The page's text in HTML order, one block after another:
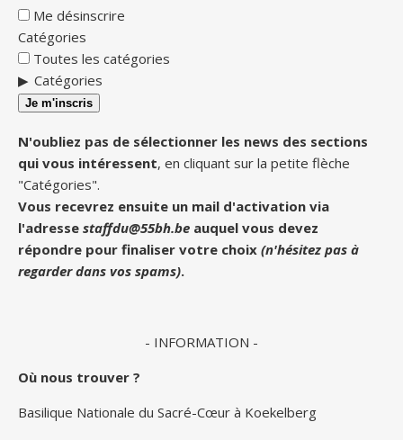
Me désinscrire
Catégories
Toutes les catégories
Catégories
Je m'inscris
N'oubliez pas de sélectionner les news des sections
qui vous intéressent, en cliquant sur la petite flèche
"Catégories".
Vous recevrez ensuite un mail d'activation via
l'adresse staffdu@55bh.be auquel vous devez
répondre pour finaliser votre choix (n'hésitez pas à
regarder dans vos spams).
- INFORMATION -
Où nous trouver ?
Basilique Nationale du Sacré-Cœur à Koekelberg